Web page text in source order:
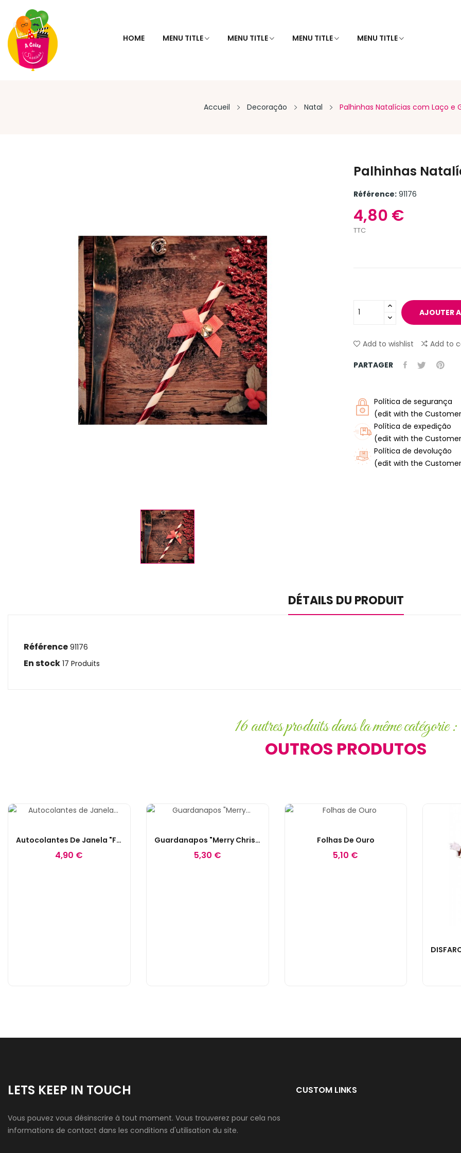
HOME MENU TITLE MENU TITLE MENU TITLE MENU TITLE
Accueil Decoração Natal Palhinhas Natalícias com Laço e
Palhinhas
Référence: 91176
4,80 €
TTC
AJOUTER
Add to wishlist Add to
PARTAGER
Política de segurança
(edit with the
Política de expedição
(edit with the
Política de devolução
(edit with the
DÉTAILS DU PRODUIT
Référence 91176
En stock 17 Produits
16 autres produits dans la même catégorie :
OUTROS PRODUTOS
Autocolantes De Janela "Feliz Natal"
4,90 €
Guardanapos "Merry Christmas" Dourados
5,30 €
Folhas De Ouro
5,10 €
LETS KEEP IN TOUCH
Vous pouvez vous désinscrire à tout moment. Vous trouverez pour cela nos
informations de contact dans les conditions d'utilisation du site.
CUSTOM LINKS